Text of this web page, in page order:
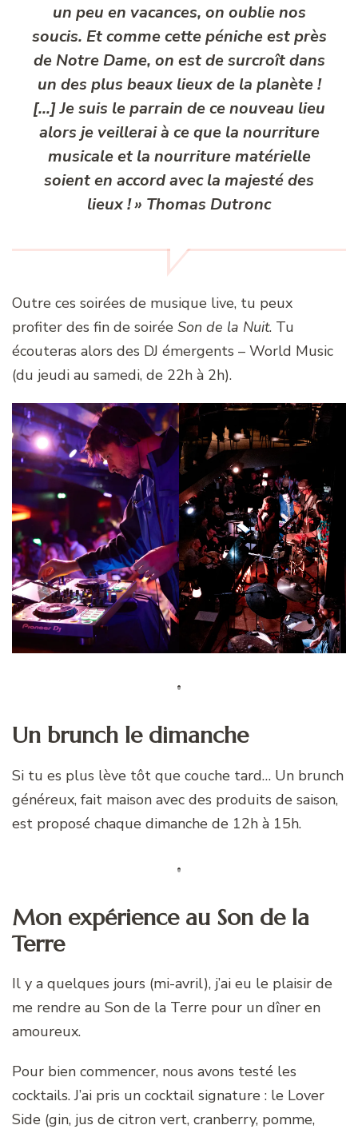
un peu en vacances, on oublie nos
soucis. Et comme cette péniche est près
de Notre Dame, on est de surcroît dans
un des plus beaux lieux de la planète !
[…] Je suis le parrain de ce nouveau lieu
alors je veillerai à ce que la nourriture
musicale et la nourriture matérielle
soient en accord avec la majesté des
lieux ! » Thomas Dutronc
Outre ces soirées de musique live, tu peux
profiter des fin de soirée Son de la Nuit. Tu
écouteras alors des DJ émergents – World Music
(du jeudi au samedi, de 22h à 2h).
Un brunch le dimanche
Si tu es plus lève tôt que couche tard… Un brunch
généreux, fait maison avec des produits de saison,
est proposé chaque dimanche de 12h à 15h.
Mon expérience au Son de la
Terre
Il y a quelques jours (mi-avril), j’ai eu le plaisir de
me rendre au Son de la Terre pour un dîner en
amoureux.
Pour bien commencer, nous avons testé les
cocktails. J’ai pris un cocktail signature : le Lover
Side (gin, jus de citron vert, cranberry, pomme,